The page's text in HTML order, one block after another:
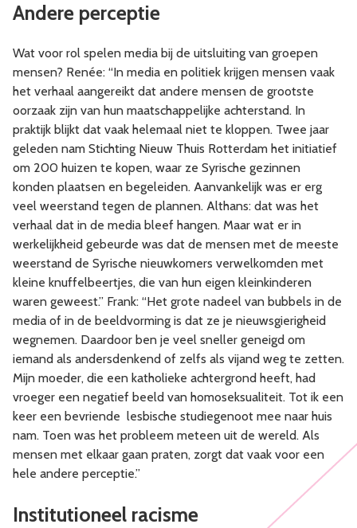
Andere perceptie
Wat voor rol spelen media bij de uitsluiting van groepen
mensen? Renée: “In media en politiek krijgen mensen vaak
het verhaal aangereikt dat andere mensen de grootste
oorzaak zijn van hun maatschappelijke achterstand. In
praktijk blijkt dat vaak helemaal niet te kloppen. Twee jaar
geleden nam Stichting Nieuw Thuis Rotterdam het initiatief
om 200 huizen te kopen, waar ze Syrische gezinnen
konden plaatsen en begeleiden. Aanvankelijk was er erg
veel weerstand tegen de plannen. Althans: dat was het
verhaal dat in de media bleef hangen. Maar wat er in
werkelijkheid gebeurde was dat de mensen met de meeste
weerstand de Syrische nieuwkomers verwelkomden met
kleine knuffelbeertjes, die van hun eigen kleinkinderen
waren geweest.” Frank: “Het grote nadeel van bubbels in de
media of in de beeldvorming is dat ze je nieuwsgierigheid
wegnemen. Daardoor ben je veel sneller geneigd om
iemand als andersdenkend of zelfs als vijand weg te zetten.
Mijn moeder, die een katholieke achtergrond heeft, had
vroeger een negatief beeld van homoseksualiteit. Tot ik een
keer een bevriende lesbische studiegenoot mee naar huis
nam. Toen was het probleem meteen uit de wereld. Als
mensen met elkaar gaan praten, zorgt dat vaak voor een
hele andere perceptie.”
Institutioneel racisme